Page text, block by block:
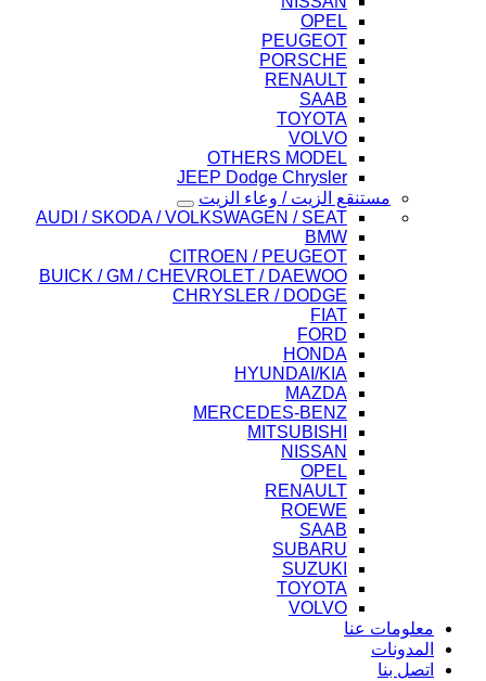
OPEL
PEUGEOT
PORSCHE
RENAULT
SAAB
TOYOTA
VOLVO
OTHERS MODEL
JEEP Dodge Chrysler
مستنقع الزيت / وعاء الزيت
AUDI / SKODA / VOLKSWAGEN / SEAT
BMW
CITROEN / PEUGEOT
BUICK / GM / CHEVROLET / DAEWOO
CHRYSLER / DODGE
FIAT
FORD
HONDA
HYUNDAI/KIA
MAZDA
MERCEDES-BENZ
MITSUBISHI
NISSAN
OPEL
RENAULT
ROEWE
SAAB
SUBARU
SUZUKI
TOYOTA
VOLVO
معلومات عنا
المدونات
اتصل بنا